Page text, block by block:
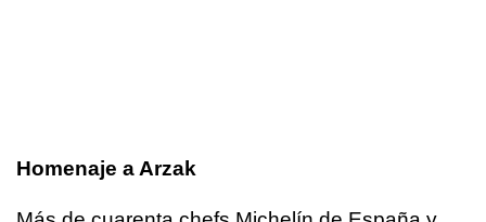
Homenaje a Arzak